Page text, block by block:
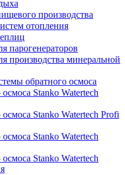
производства
отопления
парогенераторов
производства минеральной
обратного осмоса
Stanko Watertech
Stanko Watertech Profi
Stanko Watertech
Stanko Watertech